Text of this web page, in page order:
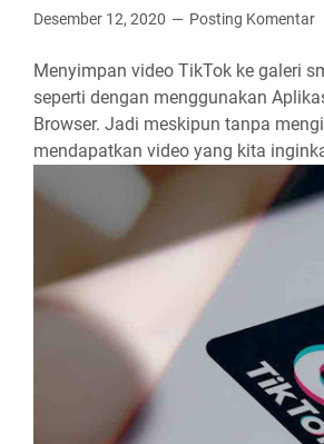
Desember 12, 2020 Posting Komentar
Menyimpan video TikTok ke galeri
seperti dengan menggunakan
Browser. Jadi meskipun tanpa
mendapatkan video yang kita